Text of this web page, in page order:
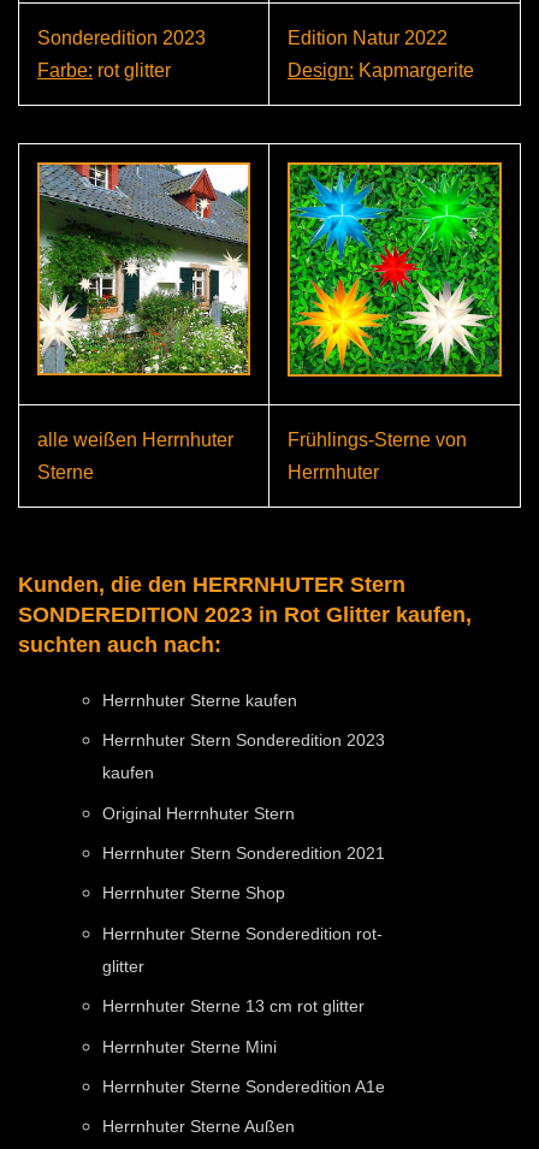
Sonderedition 2023
Farbe: rot glitter
Edition Natur 2022
Design: Kapmargerite
alle weißen Herrnhuter
Sterne
Frühlings-Sterne von
Herrnhuter
Kunden, die den HERRNHUTER Stern
SONDEREDITION 2023 in Rot Glitter kaufen,
suchten auch nach:
Herrnhuter Sterne kaufen
Herrnhuter Stern Sonderedition 2023
kaufen
Original Herrnhuter Stern
Herrnhuter Stern Sonderedition 2021
Herrnhuter Sterne Shop
Herrnhuter Sterne Sonderedition rot-
glitter
Herrnhuter Sterne 13 cm rot glitter
Herrnhuter Sterne Mini
Herrnhuter Sterne Sonderedition A1e
Herrnhuter Sterne Außen